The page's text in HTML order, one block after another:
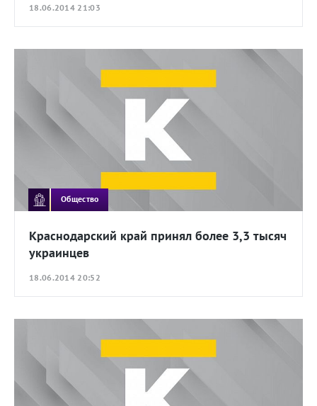
18.06.2014 21:03
Общество
Краснодарский край принял более 3,3 тысяч
украинцев
18.06.2014 20:52